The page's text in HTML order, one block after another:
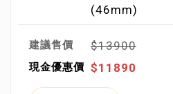
(46mm)
$13900
$11890